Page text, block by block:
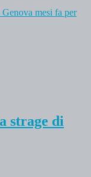
mesi fa per
strage di